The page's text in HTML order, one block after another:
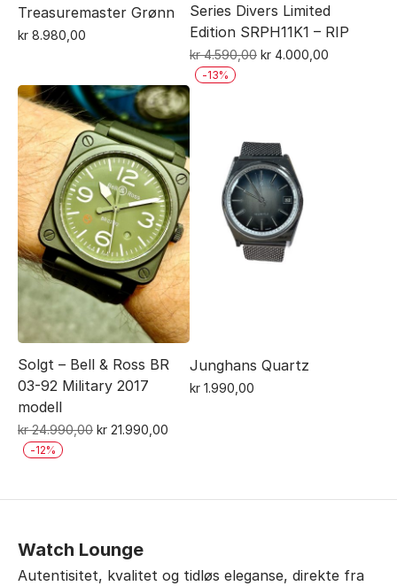
Treasuremaster Grønn
kr 8.980,00
Series Divers Limited
Edition SRPH11K1 – RIP
kr4.590,00 Opprinnelig
kr 4.000,00
-13%
Solgt – Bell & Ross BR
03-92 Military 2017
modell
kr24.990,00 Opprinnelig
kr 21.990,00
-12%
Junghans Quartz
kr 1.990,00
Watch Lounge
Autentisitet, kvalitet og tidløs eleganse, direkte fra